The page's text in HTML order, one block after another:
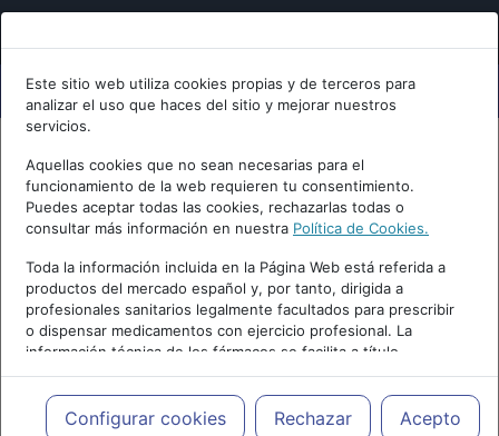
Este sitio web utiliza cookies propias y de terceros para
analizar el uso que haces del sitio y mejorar nuestros
servicios.
Aquellas cookies que no sean necesarias para el
funcionamiento de la web requieren tu consentimiento.
Puedes aceptar todas las cookies, rechazarlas todas o
consultar más información en nuestra Política de Cookies.
Toda la información incluida en la Página Web está referida a
productos del mercado español y, por tanto, dirigida a
profesionales sanitarios legalmente facultados para prescribir
o dispensar medicamentos con ejercicio profesional. La
información técnica de los fármacos se facilita a título
meramente informativo, siendo responsabilidad de los
profesionales facultados prescribir medicamentos y decidir, en
cada caso concreto, el tratamiento más adecuado a las
Configurar cookies Rechazar Acepto
PUBLICIDAD